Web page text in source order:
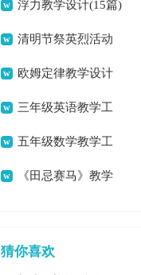
浮力教学设计(15篇)
清明节祭英烈活动
总结欧姆定律教学设计
三年级英语教学工
作总结五年级数学教学工
作总结(集锦15篇)
《田忌赛马》教学
猜你喜欢